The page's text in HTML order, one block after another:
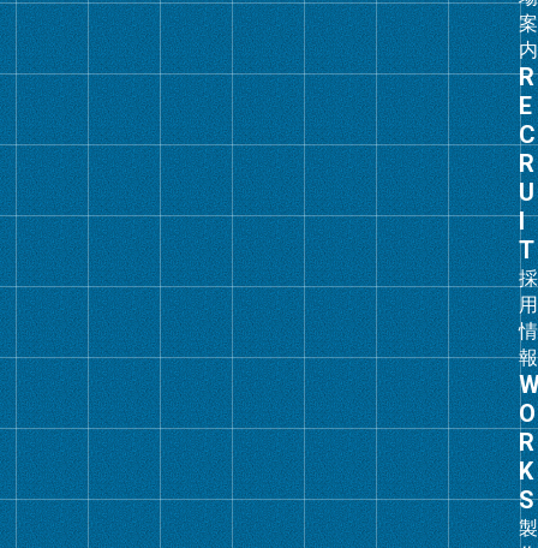
案
内
採
用
情
報
グ
ル
ー
プ
リ
ン
ク
製
グ
ル
ー
プ
リ